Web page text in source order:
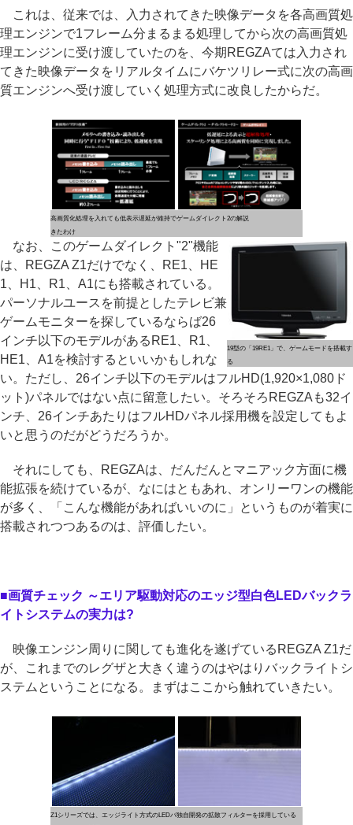
これは、従来では、入力されてきた映像データを各高画質処
理エンジンで1フレーム分まるまる処理してから次の高画質処
理エンジンに受け渡していたのを、今期REGZAては入力され
てきた映像データをリアルタイムにバケツリレー式に次の高画
質エンジンへ受け渡していく処理方式に改良したからだ。
高画質化処理を入れても低表示遅延が維持で
きたわけ
ゲームダイレクト2の解説
19型の「19RE1」で、ゲームモードを搭載す
る
なお、このゲームダイレクト"2"機能
は、REGZA Z1だけでなく、RE1、HE
1、H1、R1、A1にも搭載されている。
パーソナルユースを前提としたテレビ兼
ゲームモニターを探しているならば26
インチ以下のモデルがあるRE1、R1、
HE1、A1を検討するといいかもしれな
い。ただし、26インチ以下のモデルはフルHD(1,920×1,080ド
ット)パネルではない点に留意したい。そろそろREGZAも32イ
ンチ、26インチあたりはフルHDパネル採用機を設定してもよ
いと思うのだがどうだろうか。
それにしても、REGZAは、だんだんとマニアック方面に機
能拡張を続けているが、なにはともあれ、オンリーワンの機能
が多く、「こんな機能があればいいのに」というものが着実に
搭載されつつあるのは、評価したい。
■画質チェック ～エリア駆動対応のエッジ型白色LEDバックラ
イトシステムの実力は?
映像エンジン周りに関しても進化を遂げているREGZA Z1だ
が、これまでのレグザと大きく違うのはやはりバックライトシ
ステムということになる。まずはここから触れていきたい。
Z1シリーズでは、エッジライト方式のLEDバ独自開発の拡散フィルターを採用している